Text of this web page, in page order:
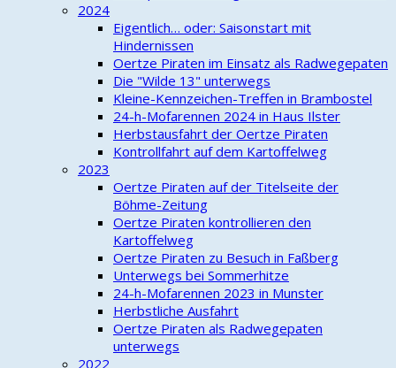
2024
Eigentlich… oder: Saisonstart mit
Hindernissen
Oertze Piraten im Einsatz als Radwegepaten
Die "Wilde 13" unterwegs
Kleine-Kennzeichen-Treffen in Brambostel
24-h-Mofarennen 2024 in Haus Ilster
Herbstausfahrt der Oertze Piraten
Kontrollfahrt auf dem Kartoffelweg
2023
Oertze Piraten auf der Titelseite der
Böhme-Zeitung
Oertze Piraten kontrollieren den
Kartoffelweg
Oertze Piraten zu Besuch in Faßberg
Unterwegs bei Sommerhitze
24-h-Mofarennen 2023 in Munster
Herbstliche Ausfahrt
Oertze Piraten als Radwegepaten
unterwegs
2022